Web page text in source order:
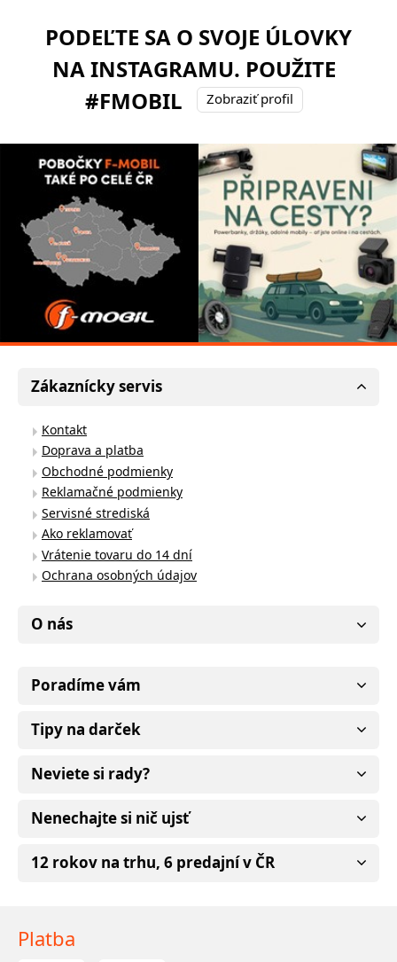
PODEĽTE SA O SVOJE ÚLOVKY
NA INSTAGRAMU. POUŽITE
#FMOBIL
Zobraziť profil
Zákaznícky servis
Kontakt
Doprava a platba
Obchodné podmienky
Reklamačné podmienky
Servisné strediská
Ako reklamovať
Vrátenie tovaru do 14 dní
Ochrana osobných údajov
O nás
Poradíme vám
Tipy na darček
Neviete si rady?
Nenechajte si nič ujsť
12 rokov na trhu, 6 predajní v ČR
Platba